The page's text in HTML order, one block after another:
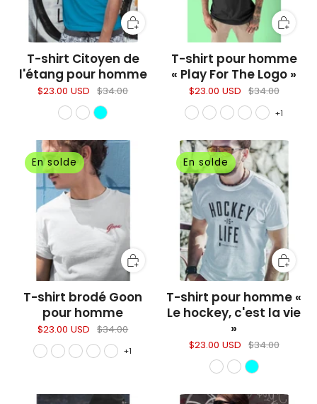
T-shirt Citoyen de
l'étang pour homme
$23.00 USD $34.00
T-shirt pour homme
« Play For The Logo »
$23.00 USD $34.00
+1
En solde
T-shirt brodé Goon
pour homme
$23.00 USD $34.00
+1
En solde
T-shirt pour homme «
Le hockey, c'est la vie
»
$23.00 USD $34.00